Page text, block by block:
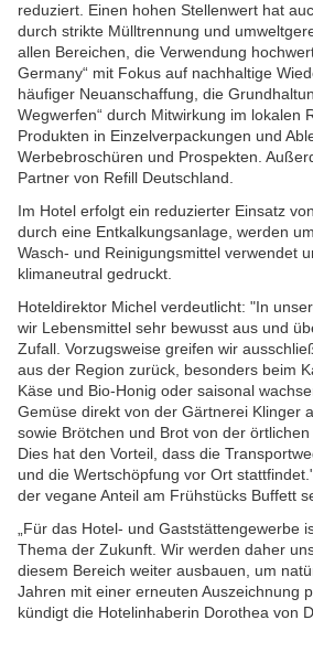
reduziert. Einen hohen Stellenwert hat
durch strikte Mülltrennung und
allen Bereichen, die Verwendung
Germany“ mit Fokus auf nachhaltige
häufiger Neuanschaffung, die
Wegwerfen“ durch Mitwirkung im lokalen
Produkten in Einzelverpackungen und
Werbebroschüren und Prospekten.
Partner von Refill Deutschland.
Im Hotel erfolgt ein reduzierter Einsatz
durch eine Entkalkungsanlage, werden
Wasch- und Reinigungsmittel verwendet
klimaneutral gedruckt.
Hoteldirektor Michel verdeutlicht: "In
wir Lebensmittel sehr bewusst aus und
Zufall. Vorzugsweise greifen wir
aus der Region zurück, besonders beim
Käse und Bio-Honig oder saisonal
Gemüse direkt von der Gärtnerei Klinger
sowie Brötchen und Brot von der
Dies hat den Vorteil, dass die
und die Wertschöpfung vor Ort
der vegane Anteil am Frühstücks Buffett
„Für das Hotel- und Gaststättengewerbe
Thema der Zukunft. Wir werden daher
diesem Bereich weiter ausbauen, um
Jahren mit einer erneuten Auszeichnung
kündigt die Hotelinhaberin Dorothea von